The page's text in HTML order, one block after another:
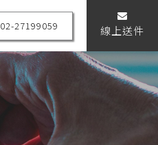
02-27199059 線上送件